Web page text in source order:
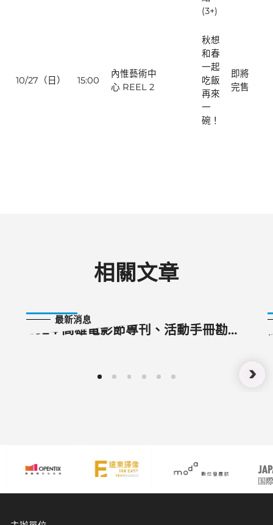
(3+)
10/27（日） 15:00
內惟藝術中
心 REEL 2
秋想
和春
一起
吃飯
再來
一
碗！
即將
完售
相關文章
最新消息
2024 高雄電影節專刊、活動手冊勘誤